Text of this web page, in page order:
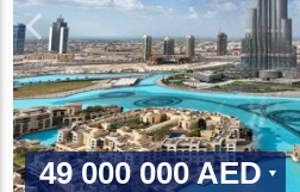
49 000 000 AED